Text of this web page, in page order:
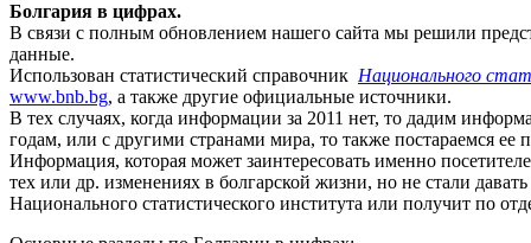
Болгария в цифрах.
В связи с полным обновлением нашего сайта мы решили
данные.
Использован статистический справочник Национального
www.bnb.bg, a также другие официальные источники.
В тех случаях, когда информации за 2011 нет, то дадим
годам, или с другими странами мира, то также постараемся ее
Информация, которая может заинтересовать именно
тех или др. изменениях в болгарской жизни, но не стали
Национального статистического института или получит по